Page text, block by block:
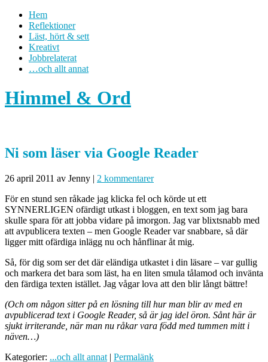
Hem
Reflektioner
Läst, hört & sett
Kreativt
Jobbrelaterat
…och allt annat
Himmel & Ord
Ni som läser via Google Reader
26 april 2011 av Jenny | 2 kommentarer
För en stund sen råkade jag klicka fel och körde ut ett
SYNNERLIGEN ofärdigt utkast i bloggen, en text som jag bara
skulle spara för att jobba vidare på imorgon. Jag var blixtsnabb med
att avpublicera texten – men Google Reader var snabbare, så där
ligger mitt ofärdiga inlägg nu och hånflinar åt mig.
Så, för dig som ser det där eländiga utkastet i din läsare – var gullig
och markera det bara som läst, ha en liten smula tålamod och invänta
den färdiga texten istället. Jag vågar lova att den blir långt bättre!
(Och om någon sitter på en lösning till hur man blir av med en
avpublicerad text i Google Reader, så är jag idel öron. Sånt här är
sjukt irriterande, när man nu råkar vara född med tummen mitt i
näven…)
Kategorier: ...och allt annat | Permalänk